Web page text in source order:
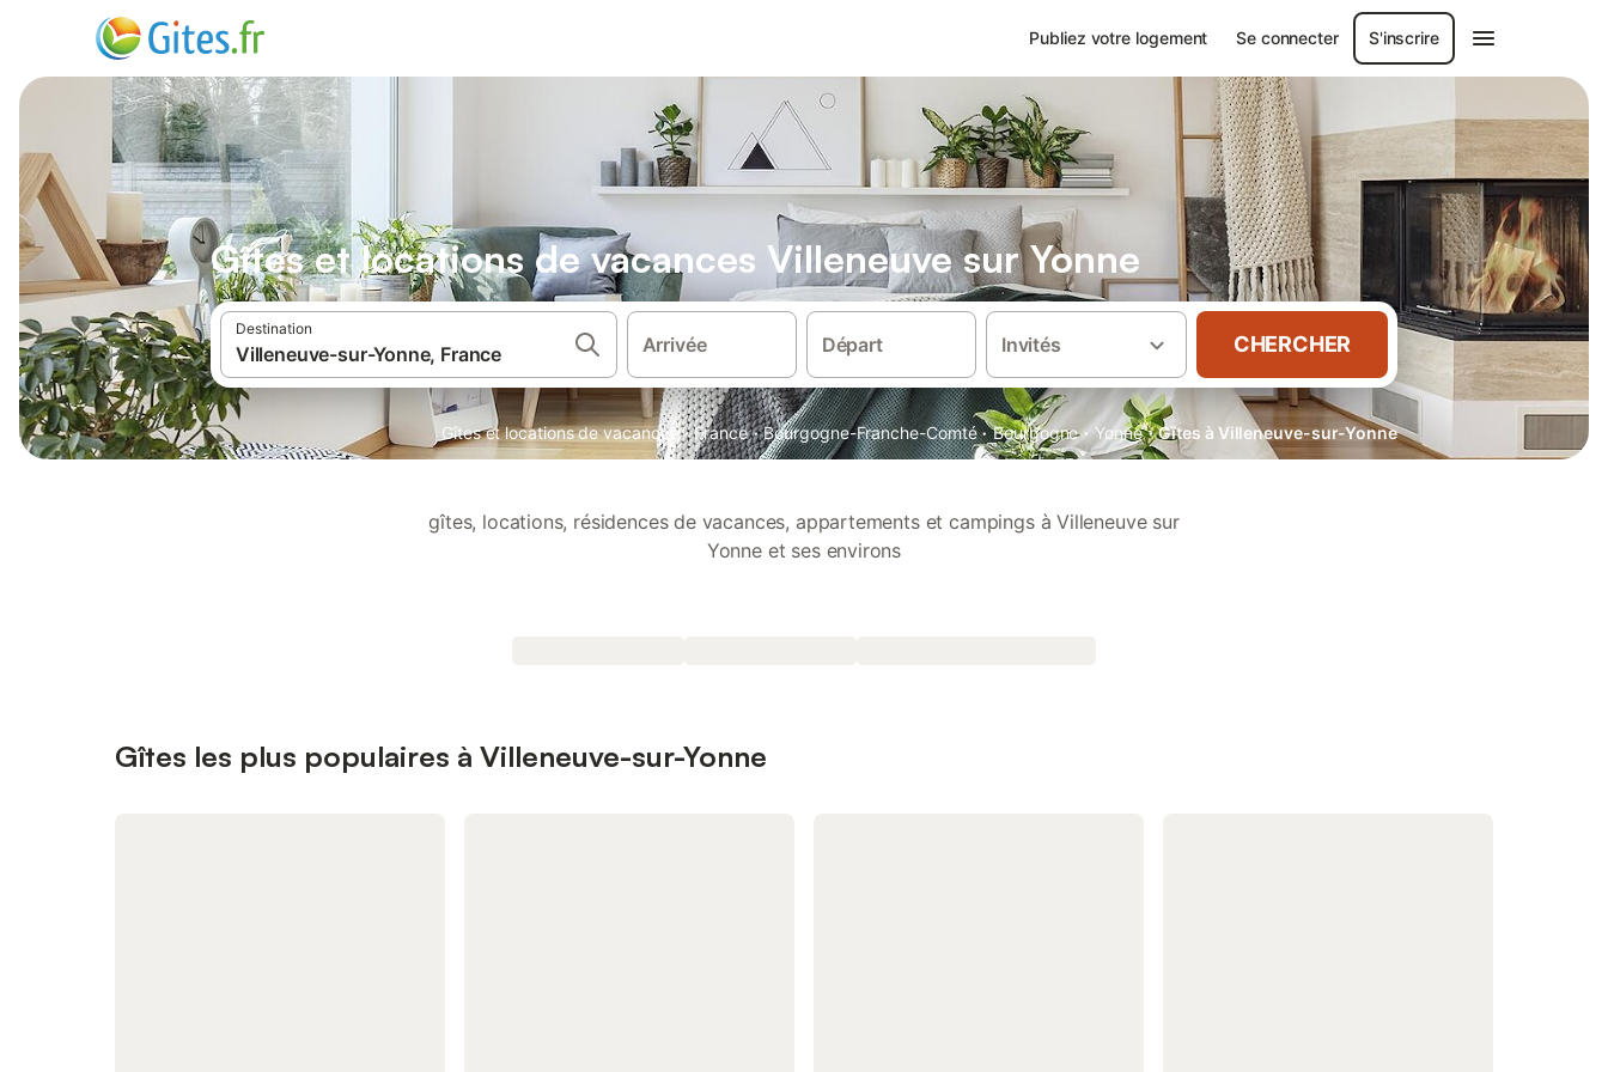
Publiez votre logement Se connecter S'inscrire
Gîtes et locations de vacances Villeneuve sur Yonne
Destination
Arrivée Départ Invités CHERCHER
Gîtes et locations de vacances · France · Bourgogne-Franche-Comté · Bourgogne · Yonne · Gîtes à Villeneuve-sur-Yonne
gîtes, locations, résidences de vacances, appartements et campings à Villeneuve sur
Yonne et ses environs
Gîtes les plus populaires à Villeneuve-sur-Yonne